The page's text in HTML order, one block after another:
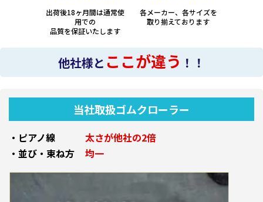
出荷後18ヶ月間は通常使
用での
品質を保証いたします
各メーカー、各サイズを
取り揃えております
他社様と ここが違う ！！
当社取扱ゴムクローラー
・ピアノ線
太さが他社の2倍
・並び・束ね方
均一